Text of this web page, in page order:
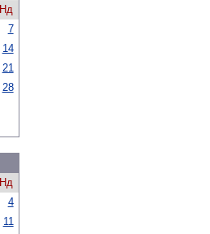
Нд
7
14
21
28
Нд
4
11